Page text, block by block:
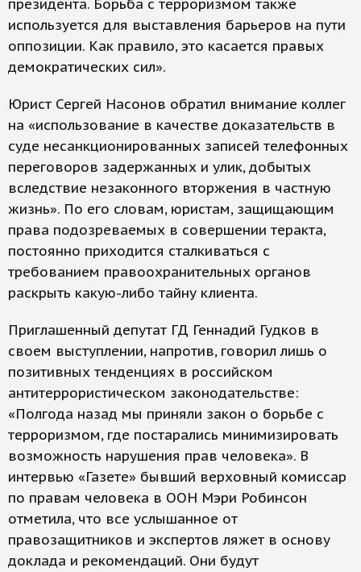
президента. Борьба с терроризмом также
используется для выставления барьеров на пути
оппозиции. Как правило, это касается правых
демократических сил».
Юрист Сергей Насонов обратил внимание коллег
на «использование в качестве доказательств в
суде несанкционированных записей телефонных
переговоров задержанных и улик, добытых
вследствие незаконного вторжения в частную
жизнь». По его словам, юристам, защищающим
права подозреваемых в совершении теракта,
постоянно приходится сталкиваться с
требованием правоохранительных органов
раскрыть какую-либо тайну клиента.
Приглашенный депутат ГД Геннадий Гудков в
своем выступлении, напротив, говорил лишь о
позитивных тенденциях в российском
антитеррористическом законодательстве:
«Полгода назад мы приняли закон о борьбе с
терроризмом, где постарались минимизировать
возможность нарушения прав человека». В
интервью «Газете» бывший верховный комиссар
по правам человека в ООН Мэри Робинсон
отметила, что все услышанное от
правозащитников и экспертов ляжет в основу
доклада и рекомендаций. Они будут